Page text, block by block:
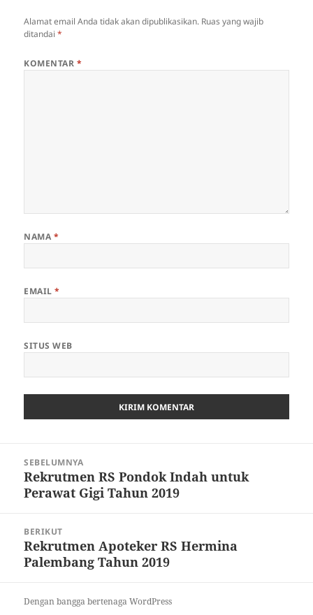
Alamat email Anda tidak akan dipublikasikan. Ruas yang wajib
ditandai*
KOMENTAR *
NAMA *
EMAIL*
SITUS WEB
SEBELUMNYA
Pos
sebelumnya:
Rekrutmen RS Pondok Indah untuk
Perawat Gigi Tahun 2019
BERIKUT
Pos
berikutnya:
Rekrutmen Apoteker RS Hermina
Palembang Tahun 2019
Dengan bangga bertenaga WordPress